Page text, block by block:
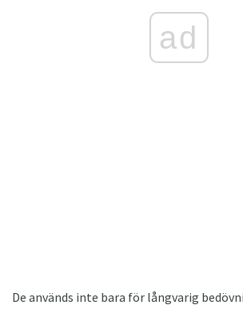
ad
De används inte bara för långvarig